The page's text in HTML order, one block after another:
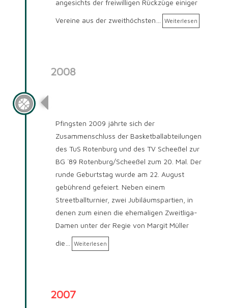
angesichts der freiwilligen Rückzüge einiger
Vereine aus der zweithöchsten… Weiterlesen
2008
Pfingsten 2009 jährte sich der
Zusammenschluss der Basketballabteilungen
des TuS Rotenburg und des TV Scheeßel zur
BG ´89 Rotenburg/Scheeßel zum 20. Mal. Der
runde Geburtstag wurde am 22. August
gebührend gefeiert. Neben einem
Streetballturnier, zwei Jubiläumspartien, in
denen zum einen die ehemaligen Zweitliga-
Damen unter der Regie von Margit Müller
die… Weiterlesen
2007